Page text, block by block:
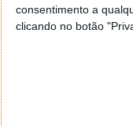
consentimento a
clicando no botãoEste